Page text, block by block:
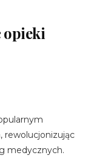
opieki
rewolucjonizując
medycznych.